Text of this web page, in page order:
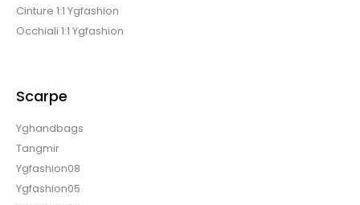
Cinture 1:1 Ygfashion
Occhiali 1:1 Ygfashion
Scarpe
Yghandbags
Tangmir
Ygfashion08
Ygfashion05